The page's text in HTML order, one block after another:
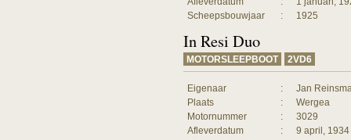
Scheepsbouwjaar
: 1925
In Resi Duo
MOTORSLEEPBOOT 2VD6
Eigenaar :
Jan
Plaats
:
Wergea
Motornummer
:
3029
Afleverdatum
:
9 april, 1934